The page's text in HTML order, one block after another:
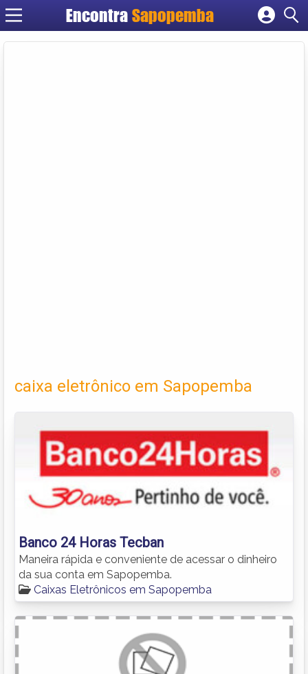
Encontra Sapopemba
Cadastrar empresa
caixa eletrônico em Sapopemba
Banco 24 Horas Tecban
Maneira rápida e conveniente de acessar o dinheiro
da sua conta em Sapopemba.
Caixas Eletrônicos em Sapopemba